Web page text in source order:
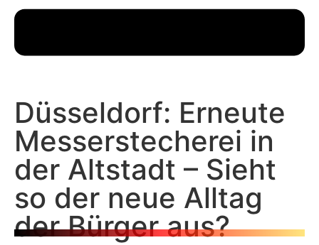
Düsseldorf: Erneute
Messerstecherei in
der Altstadt – Sieht
so der neue Alltag
der Bürger aus?